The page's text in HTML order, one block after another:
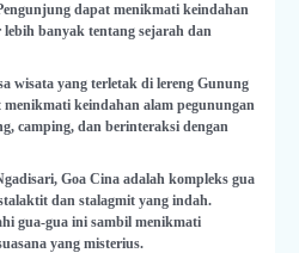
dapat menikmati keindahan
banyak tentang sejarah dan
wisata yang terletak di lereng Gunung
keindahan alam pegunungan
camping, dan berinteraksi dengan
Goa Cina adalah kompleks gua
dan stalagmit yang indah.
gua-gua ini sambil menikmati
yang misterius.